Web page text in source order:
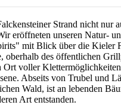
Strand nicht nur
eröffneten unseren Natur-
mit Blick über die Kieler
oberhalb des öffentlichen
Ort voller
Abseits von Trubel und
Wald, ist an lebenden
Art entstanden.